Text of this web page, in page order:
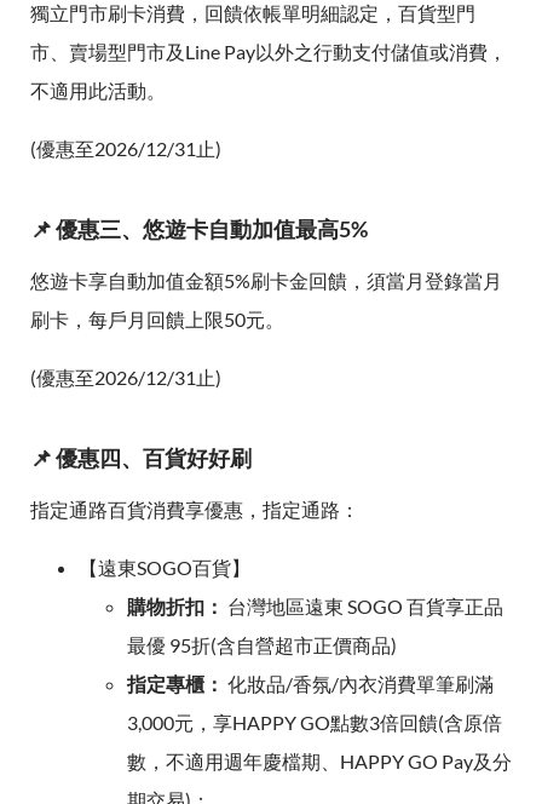
獨立門市刷卡消費，回饋依帳單明細認定，百貨型門
市、賣場型門市及Line Pay以外之行動支付儲值或消費，
不適用此活動。
(優惠至2026/12/31止)
📌 優惠三、悠遊卡自動加值最高5%
悠遊卡享自動加值金額5%刷卡金回饋，須當月登錄當月
刷卡，每戶月回饋上限50元。
(優惠至2026/12/31止)
📌 優惠四、百貨好好刷
指定通路百貨消費享優惠，指定通路：
【遠東SOGO百貨】
購物折扣： 台灣地區遠東 SOGO 百貨享正品
最優 95折(含自營超市正價商品)
指定專櫃： 化妝品/香氛/內衣消費單筆刷滿
3,000元，享HAPPY GO點數3倍回饋(含原倍
數，不適用週年慶檔期、HAPPY GO Pay及分